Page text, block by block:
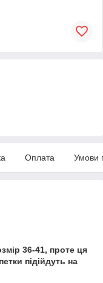
Оплата Умови
36-41, проте ця
підійдуть на